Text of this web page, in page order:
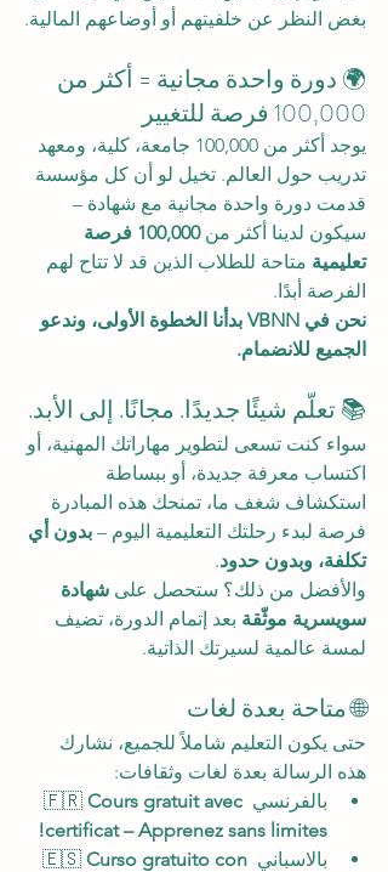
بغض النظر عن خلفيتهم أو أوضاعهم المالية.
🌍 دورة واحدة مجانية = أكثر من
100,000 فرصة للتغيير
يوجد أكثر من 100,000 جامعة، كلية، ومعهد
تدريب حول العالم. تخيل لو أن كل مؤسسة
قدمت دورة واحدة مجانية مع شهادة –
سيكون لدينا أكثر من
100,000 فرصة
تعليمية متاحة للطلاب الذين قد لا تتاح لهم
الفرصة أبدًا.
نحن في VBNN بدأنا الخطوة الأولى، وندعو
الجميع للانضمام.
📚 تعلّم شيئًا جديدًا. مجانًا. إلى الأبد.
سواء كنت تسعى لتطوير مهاراتك المهنية، أو
اكتساب معرفة جديدة، أو ببساطة
استكشاف شغف ما، تمنحك هذه المبادرة
فرصة لبدء رحلتك التعليمية اليوم – بدون أي
تكلفة، وبدون حدود.
والأفضل من ذلك؟ ستحصل على شهادة
سويسرية موثّقة بعد إتمام الدورة، تضيف
لمسة عالمية لسيرتك الذاتية.
🌐 متاحة بعدة لغات
حتى يكون التعليم شاملاً للجميع، نشارك
هذه الرسالة بعدة لغات وثقافات:
بالفرنسي 🇫🇷 Cours gratuit avec
certificat – Apprenez sans limites!
بالاسباني 🇪🇸 Curso gratuito con